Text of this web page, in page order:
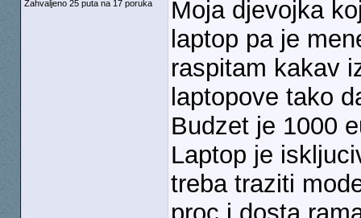
Zahvaljeno 25 puta na 17 poruka
Moja djevojka
laptop pa je
raspitam kakav
laptopove tako
Budzet je 1000
Laptop je
treba traziti